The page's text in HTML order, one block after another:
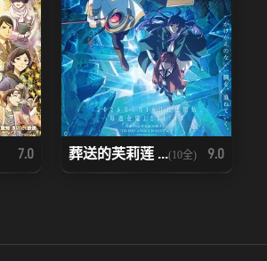
7.0 葬送的芙莉莲 ...(10全) 9.0